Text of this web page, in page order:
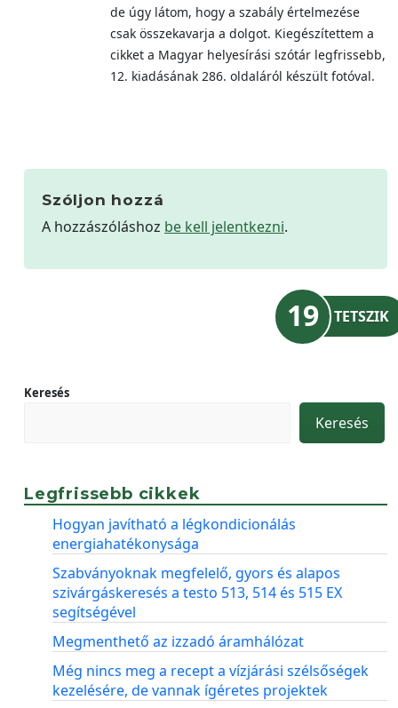
de úgy látom, hogy a szabály értelmezése
csak összekavarja a dolgot. Kiegészítettem a
cikket a Magyar helyesírási szótár legfrissebb,
12. kiadásának 286. oldaláról készült fotóval.
Szóljon hozzá
A hozzászóláshoz be kell jelentkezni.
19 TETSZIK
Keresés
Keresés
Legfrissebb cikkek
Hogyan javítható a légkondicionálás
energiahatékonysága
Szabványoknak megfelelő, gyors és alapos
szivárgáskeresés a testo 513, 514 és 515 EX
segítségével
Megmenthető az izzadó áramhálózat
Még nincs meg a recept a vízjárási szélsőségek
kezelésére, de vannak ígéretes projektek